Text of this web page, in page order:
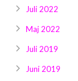
Juli 2022
Maj 2022
Juli 2019
Juni 2019